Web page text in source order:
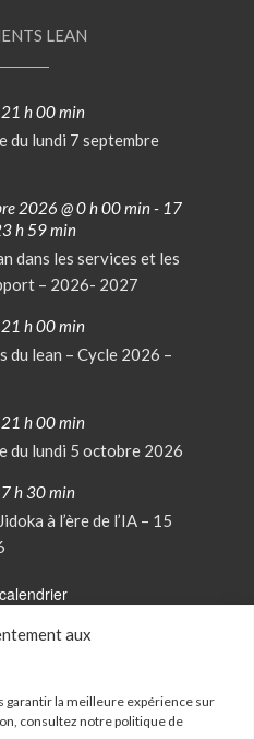
aux
garantir la meilleure expérience sur
consultez notrepolitique de
LEAN
21 h 00 min
du lundi 7 septembre
2026 @ 0 h 00 min- 17
h 59 min
dans les services et les
– 2026- 2027
21 h 00 min
du lean – Cycle 2026 –
21 h 00 min
du lundi 5 octobre 2026
h 30 min
à l’ère de l’IA – 15